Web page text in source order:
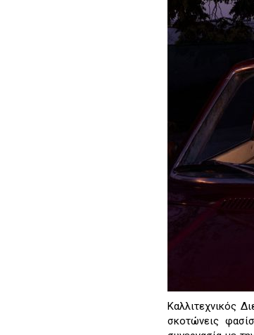
Καλλιτεχνικός
σκοτώνεις